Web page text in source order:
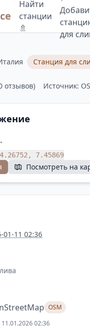
Найти
станции
🚿
для
Станция для
отзывов) Источник:
7.45869
Посмотреть на
01-11 02:36
OSM
02:36